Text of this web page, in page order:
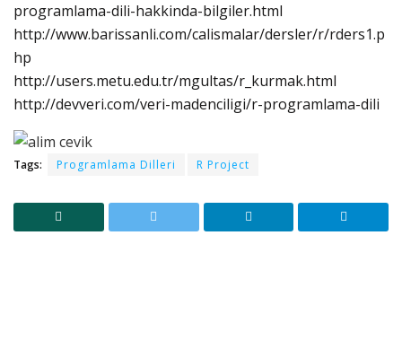
programlama-dili-hakkinda-bilgiler.html
http://www.barissanli.com/calismalar/dersler/r/rders1.p
hp
http://users.metu.edu.tr/mgultas/r_kurmak.html
http://devveri.com/veri-madenciligi/r-programlama-dili
Tags: Programlama Dilleri R Project